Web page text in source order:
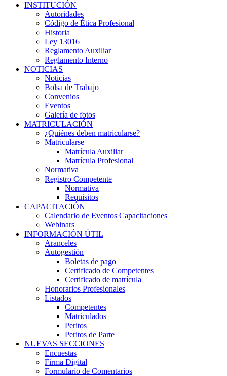
INSTITUCIÓN
Autoridades
Código de Ética Profesional
Historia
Ley 13016
Reglamento Auxiliar
Reglamento Interno
NOTICIAS
Noticias
Bolsa de Trabajo
Convenios
Eventos
Galería de fotos
MATRICULACIÓN
¿Quiénes deben matricularse?
Matricularse
Matrícula Auxiliar
Matrícula Profesional
Normativa
Registro Competente
Normativa
Requisitos
CAPACITACIÓN
Calendario de Eventos Capacitaciones
Webinars
INFORMACIÓN ÚTIL
Aranceles
Autogestión
Boletas de pago
Certificado de Competentes
Certificado de matrícula
Honorarios Profesionales
Listados
Competentes
Matriculados
Peritos
Peritos de Parte
NUEVAS SECCIONES
Encuestas
Firma Digital
Formulario de Comentarios